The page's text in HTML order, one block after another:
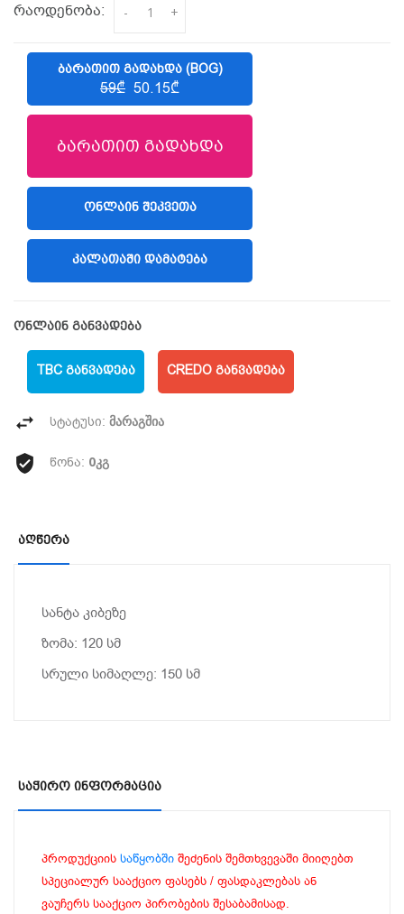
რაოდენობა: - +
ᲑᲐᲠᲐᲗᲘᲗ ᲒᲐᲓᲐᲮᲓᲐ (BOG)
59₾ 50.15₾
ბარათით გადახდა
(LIBERTY)
ᲝᲜᲚᲐᲘᲜ ᲨᲔᲙᲕᲔᲗᲐ
ᲙᲐᲚᲐᲗᲐᲨᲘ ᲓᲐᲛᲐᲢᲔᲑᲐ
ონლაინ განვადება
TBC ᲒᲐᲜᲕᲐᲓᲔᲑᲐ CREDO ᲒᲐᲜᲕᲐᲓᲔᲑᲐ
სტატუსი: მარაგშია
წონა: 0კგ
Აღწერა
სანტა კიბეზე
ზომა: 120 სმ
სრული სიმაღლე: 150 სმ
Საჭირო Ინფორმაცია
პროდუქციის საწყობში შეძენის შემთხვევაში მიიღებთ
სპეციალურ სააქციო ფასებს / ფასდაკლებას ან
ვაუჩერს სააქციო პირობების შესაბამისად.